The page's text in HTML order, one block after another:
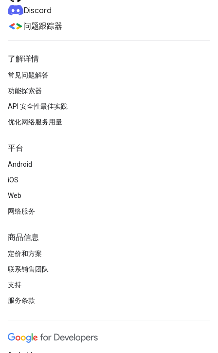
Discord
问题跟踪器
了解详情
常见问题解答
功能探索器
API 安全性最佳实践
优化网络服务用量
平台
Android
iOS
Web
网络服务
商品信息
定价和方案
联系销售团队
支持
服务条款